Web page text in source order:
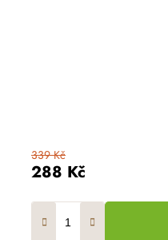
288 Kč
339 Kč